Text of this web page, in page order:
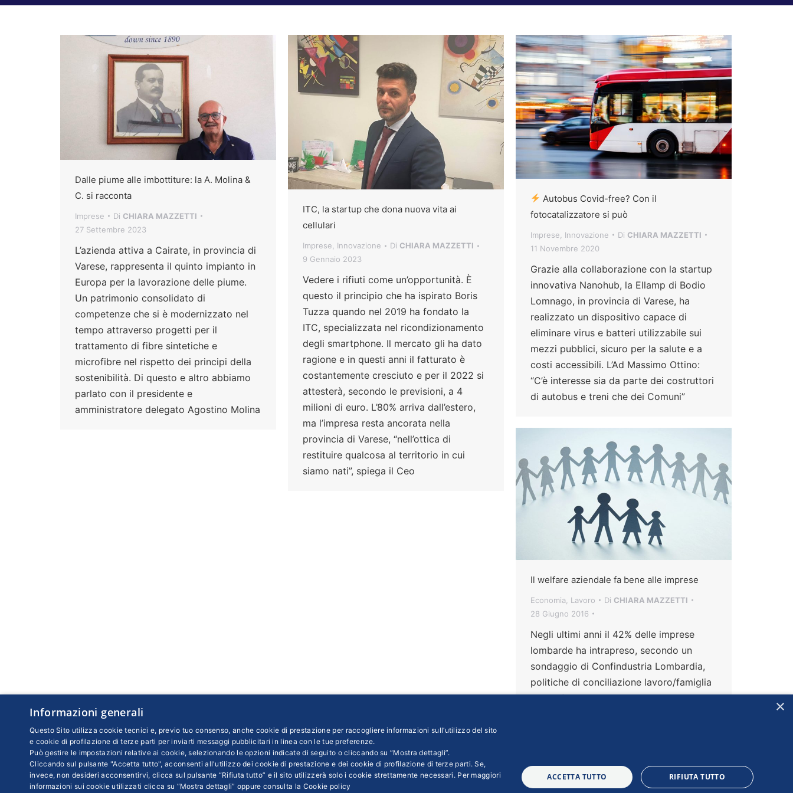
Dalle piume alle imbottiture: la A. Molina &
C. si racconta
Imprese Di CHIARA MAZZETTI
27 Settembre 2023
L’azienda attiva a Cairate, in provincia di
Varese, rappresenta il quinto impianto in
Europa per la lavorazione delle piume.
Un patrimonio consolidato di
competenze che si è modernizzato nel
tempo attraverso progetti per il
trattamento di fibre sintetiche e
microfibre nel rispetto dei principi della
sostenibilità. Di questo e altro abbiamo
parlato con il presidente e
amministratore delegato Agostino Molina
ITC, la startup che dona nuova vita ai
cellulari
Imprese Innovazione Di CHIARA MAZZETTI
9 Gennaio 2023
Vedere i rifiuti come un’opportunità. È
questo il principio che ha ispirato Boris
Tuzza quando nel 2019 ha fondato la
ITC, specializzata nel ricondizionamento
degli smartphone. Il mercato gli ha dato
ragione e in questi anni il fatturato è
costantemente cresciuto e per il 2022 si
attesterà, secondo le previsioni, a 4
milioni di euro. L’80% arriva dall’estero,
ma l’impresa resta ancorata nella
provincia di Varese, “nell’ottica di
restituire qualcosa al territorio in cui
siamo nati”, spiega il Ceo
Autobus Covid-free? Con il
fotocatalizzatore si può
Imprese Innovazione Di CHIARA MAZZETTI
11 Novembre 2020
Grazie alla collaborazione con la startup
innovativa Nanohub, la Ellamp di Bodio
Lomnago, in provincia di Varese, ha
realizzato un dispositivo capace di
eliminare virus e batteri utilizzabile sui
mezzi pubblici, sicuro per la salute e a
costi accessibili. L’Ad Massimo Ottino:
“C’è interesse sia da parte dei costruttori
di autobus e treni che dei Comuni”
Il welfare aziendale fa bene alle imprese
Economia Lavoro Di CHIARA MAZZETTI
28 Giugno 2016
Negli ultimi anni il 42% delle imprese
lombarde ha intrapreso, secondo un
sondaggio di Confindustria Lombardia,
politiche di conciliazione lavoro/famiglia
a beneficio dei propri dipendenti. Un
×
Informazioni generali
Questo Sito utilizza cookie tecnici e, previo tuo consenso, anche cookie di prestazione per raccogliere informazioni sull’utilizzo del sito
e cookie di profilazione di terze parti per inviarti messaggi pubblicitari in linea con le tue preferenze.
Può gestire le impostazioni relative ai cookie, selezionando le opzioni indicate di seguito o cliccando su “Mostra dettagli”.
Cliccando sul pulsante "Accetta tutto", acconsenti all'utilizzo dei cookie di prestazione e dei cookie di profilazione di terze parti. Se,
invece, non desideri acconsentirvi, clicca sul pulsante “Rifiuta tutto” e il sito utilizzerà solo i cookie strettamente necessari. Per maggiori
informazioni sui cookie utilizzati clicca su “Mostra dettagli” oppure consulta la Cookie policy
ACCETTA TUTTO RIFIUTA TUTTO